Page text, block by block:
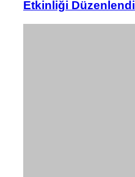
Etkinliği Düzenlendi